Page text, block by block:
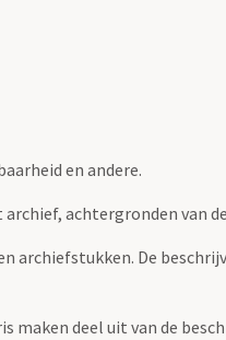
en andere.
achtergronden van
De
deel uit van de